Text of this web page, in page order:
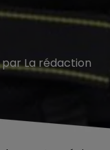
par La rédaction